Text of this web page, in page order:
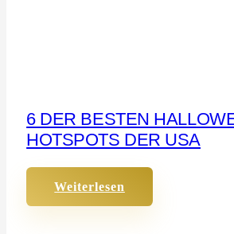
6 DER BESTEN
HOTSPOTS DER USA
Weiterlesen